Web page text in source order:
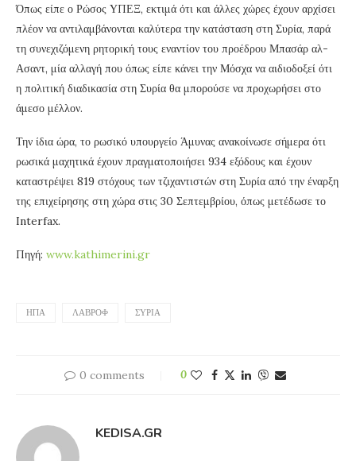
Όπως είπε ο Ρώσος ΥΠΕΞ, εκτιμά ότι και άλλες χώρες έχουν αρχίσει
πλέον να αντιλαμβάνονται καλύτερα την κατάσταση στη Συρία, παρά
τη συνεχιζόμενη ρητορική τους εναντίον του προέδρου Μπασάρ αλ-
Ασαντ, μία αλλαγή που όπως είπε κάνει την Μόσχα να αιδιοδοξεί ότι
η πολιτική διαδικασία στη Συρία θα μπορούσε να προχωρήσει στο
άμεσο μέλλον.
Την ίδια ώρα, το ρωσικό υπουργείο Άμυνας ανακοίνωσε σήμερα ότι
ρωσικά μαχητικά έχουν πραγματοποιήσει 934 εξόδους και έχουν
καταστρέψει 819 στόχους των τζιχαντιστών στη Συρία από την έναρξη
της επιχείρησης στη χώρα στις 30 Σεπτεμβρίου, όπως μετέδωσε το
Interfax.
Πηγή: www.kathimerini.gr
ΗΠΑ ΛΑΒΡΌΦ ΣΥΡΊΑ
0 comments 0
KEDISA.GR